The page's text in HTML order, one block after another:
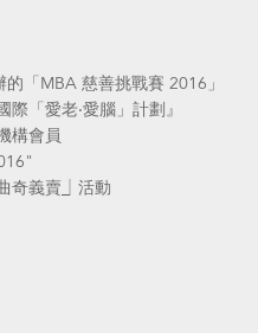
「MBA 慈善挑戰賽 2016」
「愛老‧愛腦」計劃』
構會員
奇義賣⏌活動